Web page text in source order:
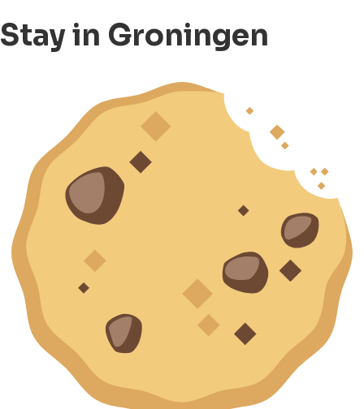
Stay in Groningen